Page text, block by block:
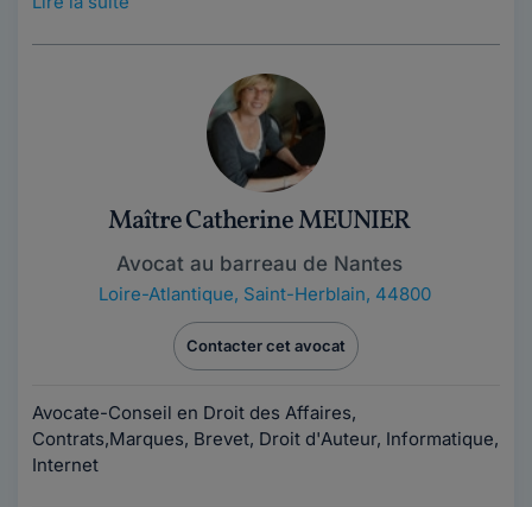
Maître Catherine MEUNIER
Avocat au barreau de Nantes
Loire-Atlantique, Saint-Herblain, 44800
Contacter cet avocat
Avocate-Conseil en Droit des Affaires,
Contrats,Marques, Brevet, Droit d'Auteur, Informatique,
Internet